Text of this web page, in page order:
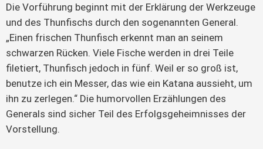
Die Vorführung beginnt mit der Erklärung der Werkzeuge
und des Thunfischs durch den sogenannten General.
„Einen frischen Thunfisch erkennt man an seinem
schwarzen Rücken. Viele Fische werden in drei Teile
filetiert, Thunfisch jedoch in fünf. Weil er so groß ist,
benutze ich ein Messer, das wie ein Katana aussieht, um
ihn zu zerlegen.“ Die humorvollen Erzählungen des
Generals sind sicher Teil des Erfolgsgeheimnisses der
Vorstellung.